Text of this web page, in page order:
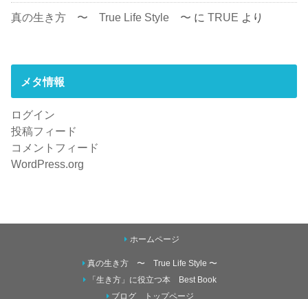
真の生き方 〜 True Life Style 〜 にTRUE より
メタ情報
ログイン
投稿フィード
コメントフィード
WordPress.org
ホームページ
真の生き方 〜 True Life Style 〜
「生き方」に役立つ本 Best Book
ブログ トップページ